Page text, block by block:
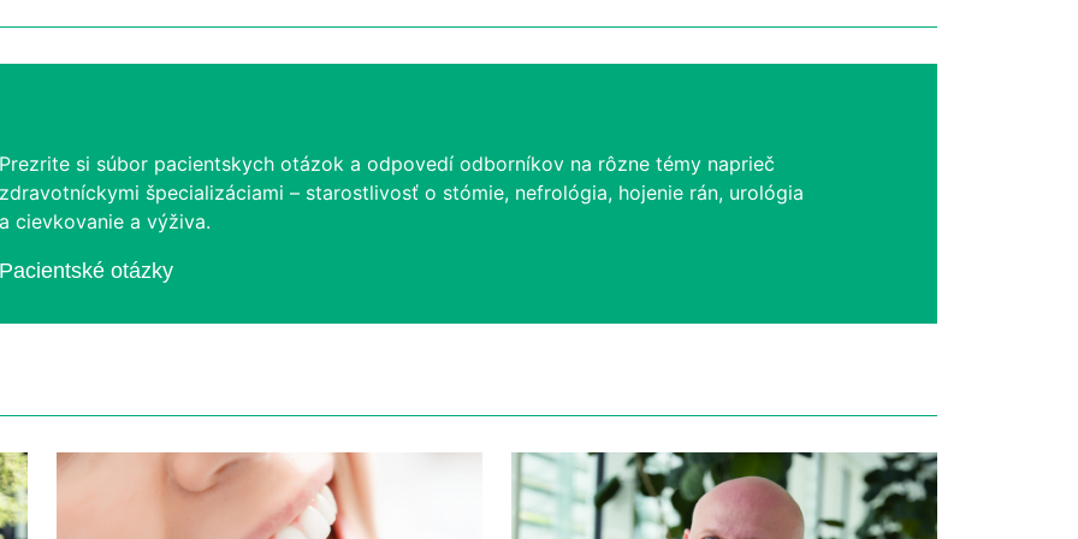
Prezrite si súbor pacientskych otázok a odpovedí odborníkov na rôzne témy naprieč
zdravotníckymi špecializáciami – starostlivosť o stómie, nefrológia, hojenie rán, urológia
a cievkovanie a výživa.
Pacientské otázky